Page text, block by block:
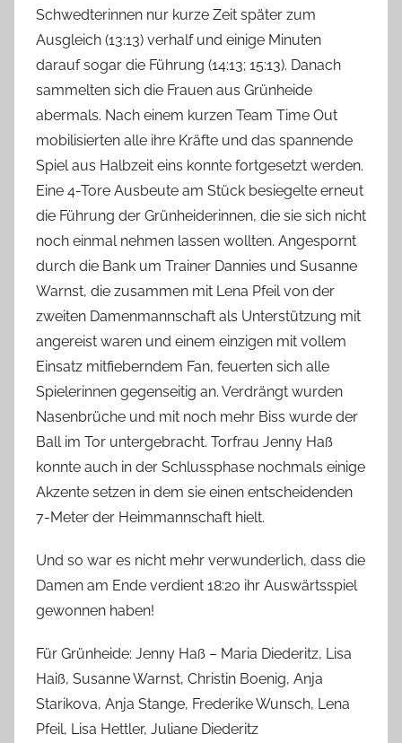
Schwedterinnen nur kurze Zeit später zum
Ausgleich (13:13) verhalf und einige Minuten
darauf sogar die Führung (14:13; 15:13). Danach
sammelten sich die Frauen aus Grünheide
abermals. Nach einem kurzen Team Time Out
mobilisierten alle ihre Kräfte und das spannende
Spiel aus Halbzeit eins konnte fortgesetzt werden.
Eine 4-Tore Ausbeute am Stück besiegelte erneut
die Führung der Grünheiderinnen, die sie sich nicht
noch einmal nehmen lassen wollten. Angespornt
durch die Bank um Trainer Dannies und Susanne
Warnst, die zusammen mit Lena Pfeil von der
zweiten Damenmannschaft als Unterstützung mit
angereist waren und einem einzigen mit vollem
Einsatz mitfieberndem Fan, feuerten sich alle
Spielerinnen gegenseitig an. Verdrängt wurden
Nasenbrüche und mit noch mehr Biss wurde der
Ball im Tor untergebracht. Torfrau Jenny Haß
konnte auch in der Schlussphase nochmals einige
Akzente setzen in dem sie einen entscheidenden
7-Meter der Heimmannschaft hielt.
Und so war es nicht mehr verwunderlich, dass die
Damen am Ende verdient 18:20 ihr Auswärtsspiel
gewonnen haben!
Für Grünheide: Jenny Haß – Maria Diederitz, Lisa
Haiß, Susanne Warnst, Christin Boenig, Anja
Starikova, Anja Stange, Frederike Wunsch, Lena
Pfeil, Lisa Hettler, Juliane Diederitz